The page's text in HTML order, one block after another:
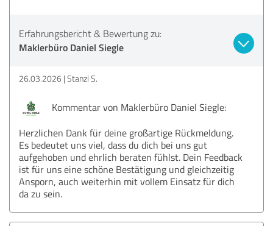
Erfahrungsbericht & Bewertung zu:
Maklerbüro Daniel Siegle
26.03.2026 Stanzl S.
Kommentar von Maklerbüro Daniel Siegle:
Herzlichen Dank für deine großartige Rückmeldung.
Es bedeutet uns viel, dass du dich bei uns gut
aufgehoben und ehrlich beraten fühlst. Dein Feedback
ist für uns eine schöne Bestätigung und gleichzeitig
Ansporn, auch weiterhin mit vollem Einsatz für dich
da zu sein.